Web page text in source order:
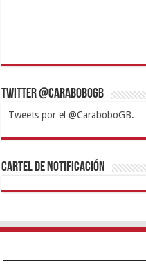
Twitter @CaraboboGB
Tweets por el @CaraboboGB.
1xbetBetturkeyBetistKralbet
https://mvbcasino.com/
Cartel de Notificación